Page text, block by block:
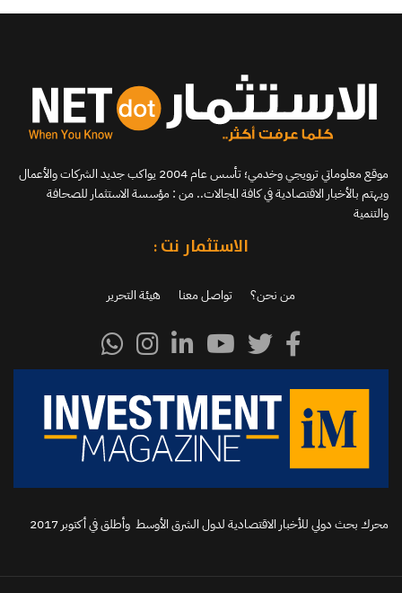
موقع معلوماتي ترويجي وخدمي؛ تأسس عام 2004 يواكب جديد الشركات والأعمال
ويهتم بالأخبار الاقتصادية في كافة المجالات.. من : مؤسسة الاستثمار للصحافة
والتنمية
الاستثمار نت :
من نحن؟ تواصل معنا هيئة التحرير
محرك بحث دولي للأخبار الاقتصادية لدول الشرق الأوسط وأطلق في أكتوبر 2017‬